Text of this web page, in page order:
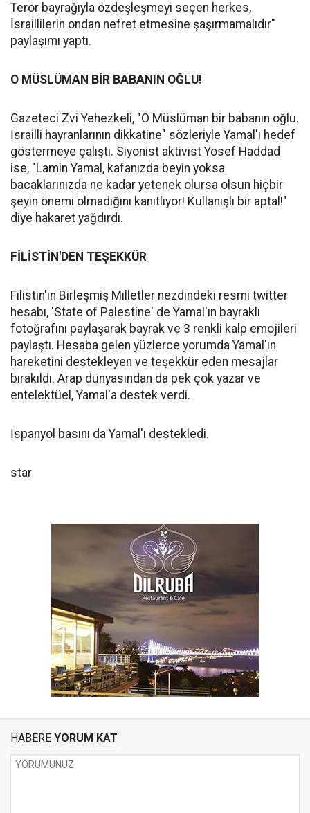
Terör bayrağıyla özdeşleşmeyi seçen herkes,
İsraillilerin ondan nefret etmesine şaşırmamalıdır"
paylaşımı yaptı.
O MÜSLÜMAN BİR BABANIN OĞLU!
Gazeteci Zvi Yehezkeli, "O Müslüman bir babanın oğlu.
İsrailli hayranlarının dikkatine" sözleriyle Yamal'ı hedef
göstermeye çalıştı. Siyonist aktivist Yosef Haddad
ise, "Lamin Yamal, kafanızda beyin yoksa
bacaklarınızda ne kadar yetenek olursa olsun hiçbir
şeyin önemi olmadığını kanıtlıyor! Kullanışlı bir aptal!"
diye hakaret yağdırdı.
FİLİSTİN'DEN TEŞEKKÜR
Filistin'in Birleşmiş Milletler nezdindeki resmi twitter
hesabı, 'State of Palestine' de Yamal'ın bayraklı
fotoğrafını paylaşarak bayrak ve 3 renkli kalp emojileri
paylaştı. Hesaba gelen yüzlerce yorumda Yamal'ın
hareketini destekleyen ve teşekkür eden mesajlar
bırakıldı. Arap dünyasından da pek çok yazar ve
entelektüel, Yamal'a destek verdi.
İspanyol basını da Yamal'ı destekledi.
star
HABERE YORUM KAT